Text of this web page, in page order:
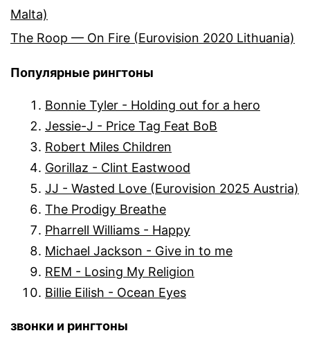
Malta)
The Roop — On Fire (Eurovision 2020 Lithuania)
Популярные рингтоны
Bonnie Tyler - Holding out for a hero
Jessie-J - Price Tag Feat BoB
Robert Miles Children
Gorillaz - Clint Eastwood
JJ - Wasted Love (Eurovision 2025 Austria)
The Prodigy Breathe
Pharrell Williams - Happy
Michael Jackson - Give in to me
REM - Losing My Religion
Billie Eilish - Ocean Eyes
звонки и рингтоны